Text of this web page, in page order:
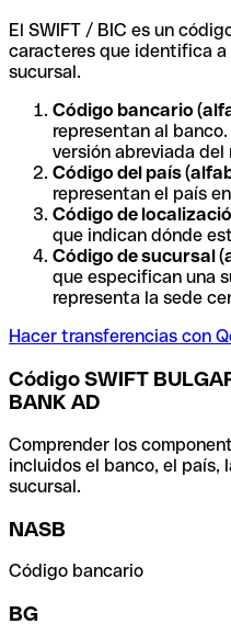
El SWIFT / BIC es un
caracteres que identifica
sucursal.
Código bancario
representan al
versión abreviada del
Código del país
representan el país
Código de
que indican dónde
Código de sucursal
que especifican una
representa la sede
Hacer transferencias con
Código SWIFT
BANK AD
Comprender los
incluidos el banco, el país,
sucursal.
NASB
Código bancario
BG